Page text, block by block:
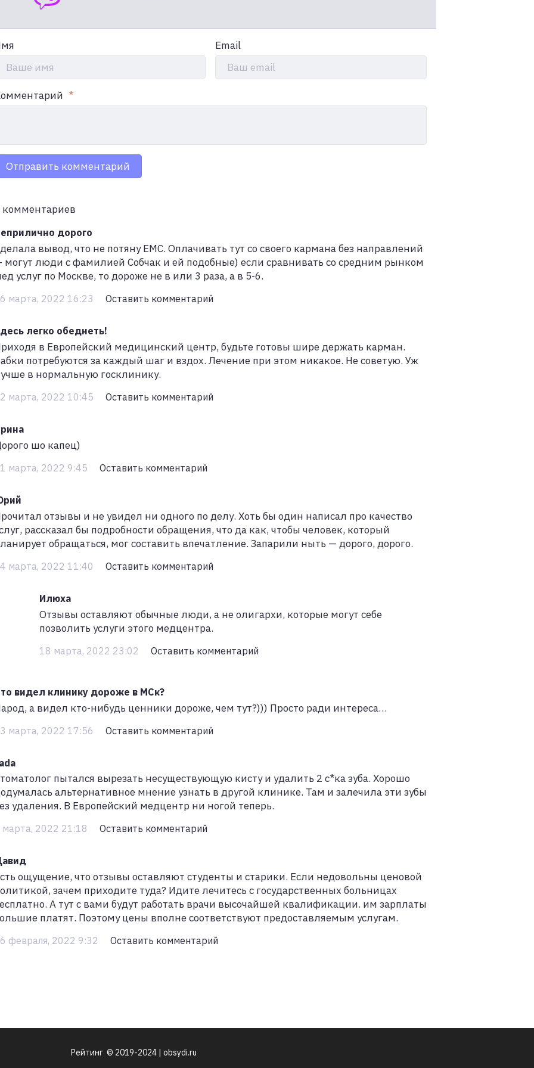
Ваше имя
Email
Ваш email
Отправить комментарий
комментариев
дорого
вывод, что не потяну EMC. Оплачивать тут со своего кармана без направлений
могут люди с фамилией Собчак и ей подобные) если сравнивать со средним рынком
услуг по Москве, то дороже не в или 3 раза, а в 5-6.
марта, 2022 16:23 Оставить комментарий
легко обеднеть!
в Европейский медицинский центр, будьте готовы шире держать карман.
потребуются за каждый шаг и вздох. Лечение при этом никакое. Не советую. Уж
в нормальную госклинику.
марта, 2022 10:45 Оставить комментарий
шо капец)
марта, 2022 9:45 Оставить комментарий
отзывы и не увидел ни одного по делу. Хоть бы один написал про качество
рассказал бы подробности обращения, что да как, чтобы человек, который
обращаться, мог составить впечатление. Запарили ныть — дорого, дорого.
марта, 2022 11:40 Оставить комментарий
Илюха
Отзывы оставляют обычные люди, а не олигархи, которые могут себе
позволить услуги этого медцентра.
18 марта, 2022 23:02 Оставить комментарий
видел клинику дороже в МСк?
а видел кто-нибудь ценники дороже, чем тут?))) Просто ради интереса…
марта, 2022 17:56 Оставить комментарий
пытался вырезать несуществующую кисту и удалить 2 с*ка зуба. Хорошо
альтернативное мнение узнать в другой клинике. Там и залечила эти зубы
удаления. В Европейский медцентр ни ногой теперь.
марта, 2022 21:18 Оставить комментарий
ощущение, что отзывы оставляют студенты и старики. Если недовольны ценовой
зачем приходите туда? Идите лечитесь с государственных больницах
А тут с вами будут работать врачи высочайшей квалификации. им зарплаты
платят. Поэтому цены вполне соответствуют предоставляемым услугам.
февраля, 2022 9:32 Оставить комментарий
Рейтинг © 2019-2024 | obsydi.ru